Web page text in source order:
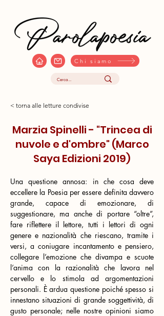
Chi siamo
< torna alle letture condivise
Marzia Spinelli - "Trincea di
nuvole e d'ombre" (Marco
Saya Edizioni 2019)
Una questione annosa: in che cosa deve
eccellere la Poesia per essere definita davvero
grande, capace di emozionare, di
suggestionare, ma anche di portare “oltre”,
fare riflettere il lettore, tutti i lettori di ogni
genere e nazionalità che riescano, tramite i
versi, a coniugare incantamento e pensiero,
collegare l’emozione che divampa e scuote
l’anima con la razionalità che lavora nel
cervello e lo stimola ad argomentazioni
personali. È ardua questione poiché spesso si
innestano situazioni di grande soggettività, di
gusto personale; nelle nostre opinioni siamo